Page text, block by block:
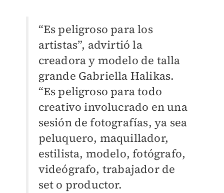
“Es peligroso para los
artistas”, advirtió la
creadora y modelo de talla
grande Gabriella Halikas.
“Es peligroso para todo
creativo involucrado en una
sesión de fotografías, ya sea
peluquero, maquillador,
estilista, modelo, fotógrafo,
videógrafo, trabajador de
set o productor.